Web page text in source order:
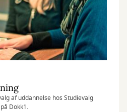
af uddannelse hos Studievalg
Dokk1.